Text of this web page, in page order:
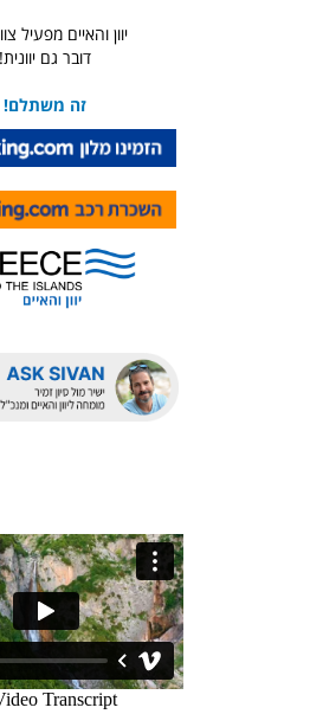
יוון והאיים מפעיל
דובר גם יוונית!
זה משתלם!